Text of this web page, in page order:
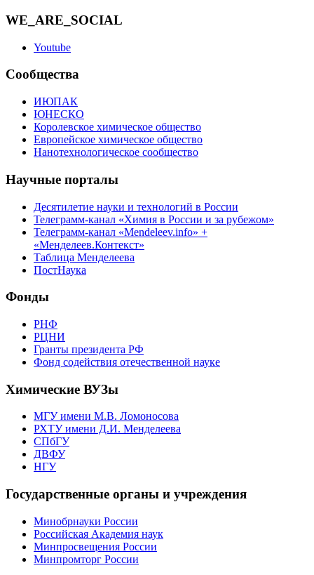
WE_ARE_SOCIAL
Youtube
Сообщества
ИЮПАК
ЮНЕСКО
Королевское химическое общество
Европейское химическое общество
Нанотехнологическое сообщество
Научные порталы
Десятилетие науки и технологий в России
Телеграмм-канал «Химия в России и за рубежом»
Телеграмм-канал «Mendeleev.info» +
«Менделеев.Контекст»
Таблица Менделеева
ПостНаука
Фонды
РНФ
РЦНИ
Гранты президента РФ
Фонд содействия отечественной науке
Химические ВУЗы
МГУ имени М.В. Ломоносова
РХТУ имени Д.И. Менделеева
СПбГУ
ДВФУ
НГУ
Государственные органы и учреждения
Минобрнауки России
Российская Академия наук
Минпросвещения России
Минпромторг России